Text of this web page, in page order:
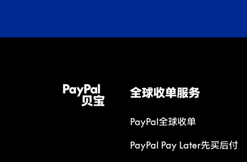
全球收单服务
PayPal全球收单
PayPal Pay Later先买后付